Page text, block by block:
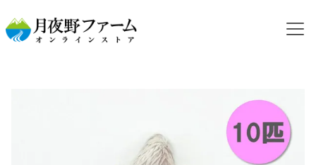
【冷凍餌】ホッパーマウス M 10匹入